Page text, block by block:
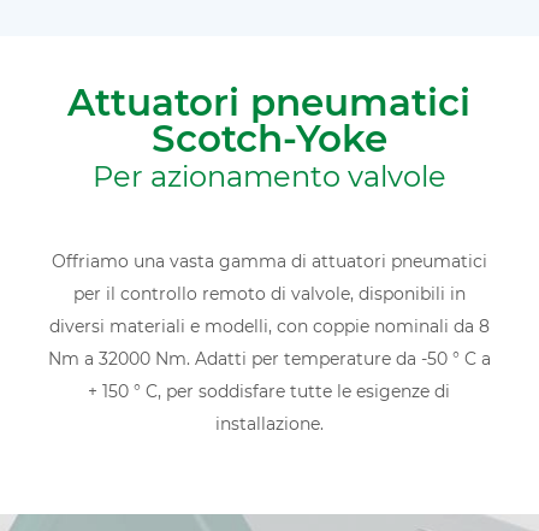
Attuatori pneumatici
Scotch-Yoke
Per azionamento valvole
Offriamo una vasta gamma di attuatori pneumatici
per il controllo remoto di valvole, disponibili in
diversi materiali e modelli, con coppie nominali da 8
Nm a 32000 Nm. Adatti per temperature da -50 ° C a
+ 150 ° C, per soddisfare tutte le esigenze di
installazione.